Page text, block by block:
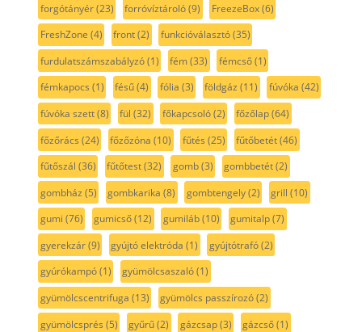
forgótányér(23) forróvíztároló(9) FreezeBox(6)
FreshZone (4) front(2) funkcióválasztó(35)
furdulatszámszabályzó(1) fém(33) fémcső(1)
fémkapocs (1) fésű(4) fólia (3) földgáz (11) fúvóka (42)
fúvóka szett(8) fül (32) főkapcsoló(2) főzőlap(64)
főzőrács (24) főzőzóna (10) fűtés (25) fűtőbetét(46)
fűtőszál (36) fűtőtest(32) gomb(3) gombbetét(2)
gombház (5) gombkarika (8) gombtengely(2) grill (10)
gumi (76) gumicső(12) gumiláb(10) gumitalp(7)
gyerekzár(9) gyújtó elektróda (1) gyújtótrafó(2)
gyúrókampó(1) gyümölcsaszaló(1)
gyümölcscentrifuga (13) gyümölcs passzírozó(2)
gyümölcsprés (5) gyűrű(2) gázcsap(3) gázcső(1)